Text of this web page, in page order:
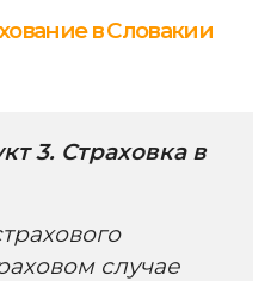
в Словакии
3. Страховка в
случае